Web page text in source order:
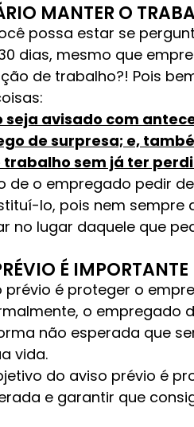
MANTER O
possa estar se
dias, mesmo que
de trabalho?! Pois
seja avisado com
de surpresa; e,
sem já ter
de o empregado pedir
lo, pois nem sempre
no lugar daquele que
É
prévio é proteger o
o empregado
não esperada que
vida.
do aviso prévio é
e garantir que